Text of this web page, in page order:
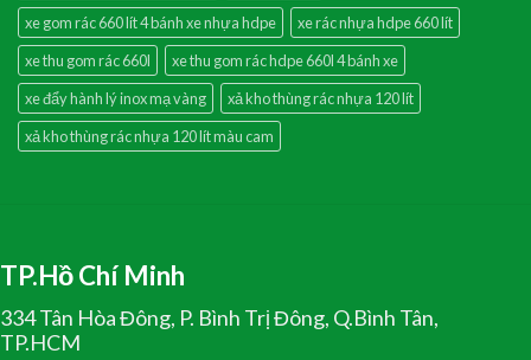
xe gom rác 660 lít 4 bánh xe nhựa hdpe
xe rác nhựa hdpe 660 lít
xe thu gom rác 660l
xe thu gom rác hdpe 660l 4 bánh xe
xe đẩy hành lý inox mạ vàng
xả kho thùng rác nhựa 120 lít
xả kho thùng rác nhựa 120 lít màu cam
TP.Hồ Chí Minh
334 Tân Hòa Đông, P. Bình Trị Đông, Q.Bình Tân,
TP.HCM